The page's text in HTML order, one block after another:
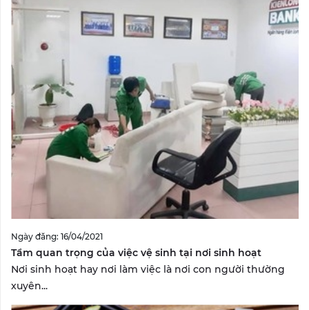
Ngày đăng: 16/04/2021
Tầm quan trọng của việc vệ sinh tại nơi sinh hoạt
Nơi sinh hoạt hay nơi làm việc là nơi con người thường
xuyên...